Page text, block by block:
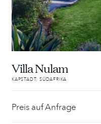
Villa Nulam
KAPSTADT; SÜDAFRIKA
Preis auf Anfrage